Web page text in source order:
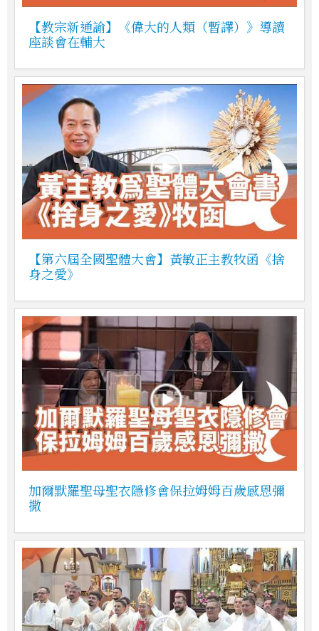
【教宗新通諭】《偉大的人類（暫譯）》導讀
座談會在輔大
【第六屆全國聖體大會】黃敏正主教牧函《捨
身之愛》
加爾默羅聖母聖衣隱修會保拉姆姆百歲感恩彌
撒